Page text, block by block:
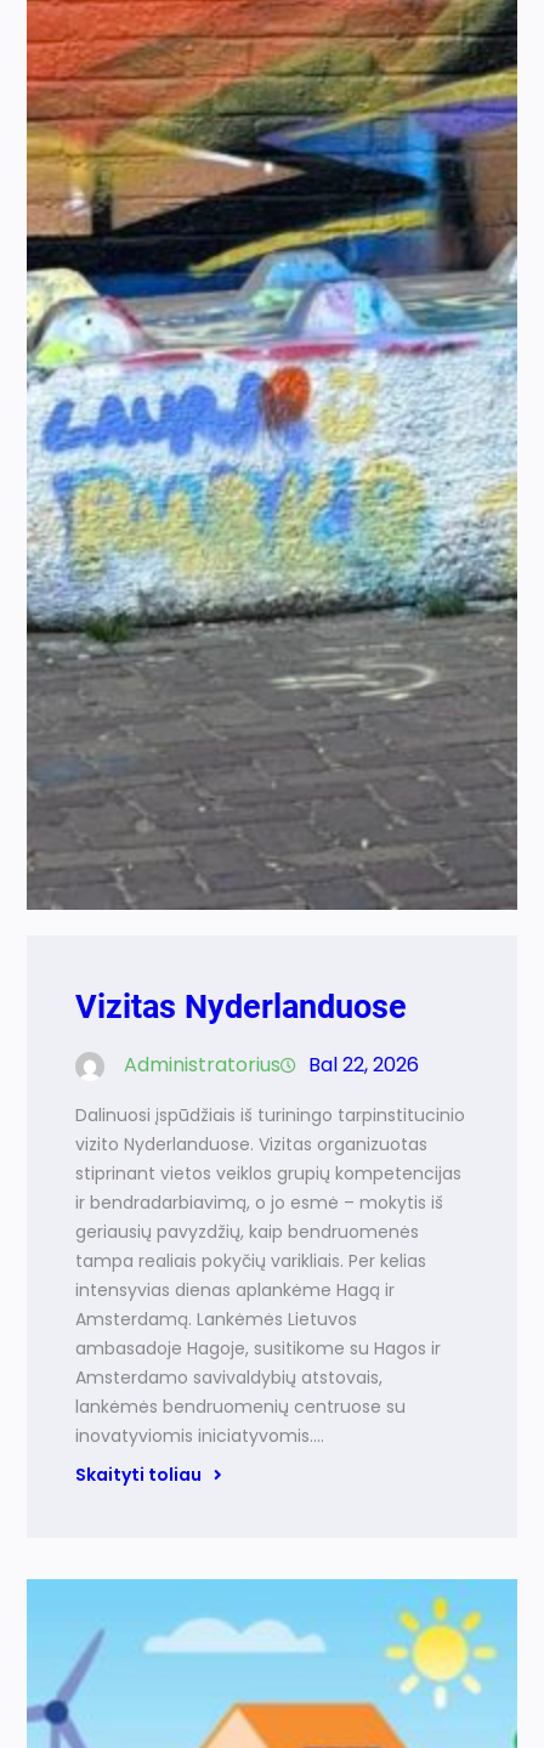
Vizitas Nyderlanduose
Administratorius Bal 22, 2026
Dalinuosi įspūdžiais iš turiningo tarpinstitucinio
vizito Nyderlanduose. Vizitas organizuotas
stiprinant vietos veiklos grupių kompetencijas
ir bendradarbiavimą, o jo esmė – mokytis iš
geriausių pavyzdžių, kaip bendruomenės
tampa realiais pokyčių varikliais. Per kelias
intensyvias dienas aplankėme Hagą ir
Amsterdamą. Lankėmės Lietuvos
ambasadoje Hagoje, susitikome su Hagos ir
Amsterdamo savivaldybių atstovais,
lankėmės bendruomenių centruose su
inovatyviomis iniciatyvomis.…
Skaityti toliau